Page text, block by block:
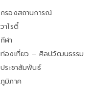
กรองสถานการณ์
วาไรตี้
กีฬา
ท่องเที่ยว – ศิลปวัฒนธรรม
ประชาสัมพันธ์
ภูมิภาค